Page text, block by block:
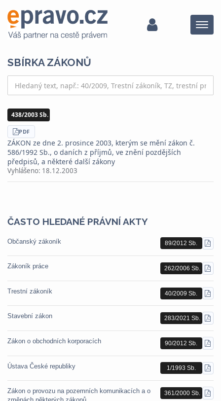
Menu
SBÍRKA ZÁKONŮ
438/2003 Sb.
STÁHNOUT
PDF
ZÁKON ze dne 2. prosince 2003, kterým se mění zákon č.
586/1992 Sb., o daních z příjmů, ve znění pozdějších
předpisů, a některé další zákony
Vyhlášeno: 18.12.2003
ČASTO HLEDANÉ PRÁVNÍ AKTY
Občanský zákoník 89/2012 Sb.
PDF
Zákoník práce 262/2006 Sb.
PDF
Trestní zákoník 40/2009 Sb.
PDF
Stavební zákon 283/2021 Sb.
PDF
Zákon o obchodních korporacích 90/2012 Sb.
PDF
Ústava České republiky 1/1993 Sb.
PDF
Zákon o provozu na pozemních komunikacích a o
361/2000 Sb.